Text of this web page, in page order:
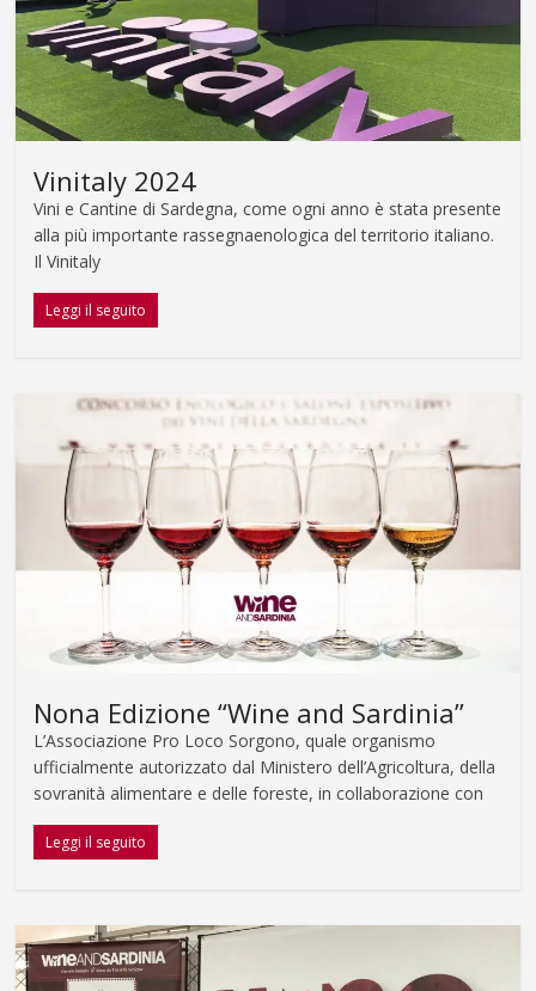
Vinitaly 2024
Vini e Cantine di Sardegna, come ogni anno è stata presente
alla più importante rassegnaenologica del territorio italiano.
Il Vinitaly
Leggi il seguito
Nona Edizione “Wine and Sardinia”
L’Associazione Pro Loco Sorgono, quale organismo
ufficialmente autorizzato dal Ministero dell’Agricoltura, della
sovranità alimentare e delle foreste, in collaborazione con
Leggi il seguito